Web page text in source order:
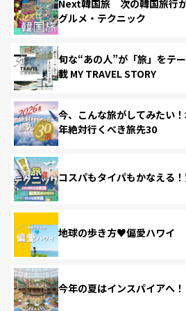
Next韓国旅 次の韓国旅行
グルメ・テクニック
旬な“あの人”が「旅」をテ
載 MY TRAVEL STORY
今、こんな旅がしてみたい
年絶対行くべき旅先30
コスパもタイパもかなえる
地球の歩き方♥偏愛ハワイ
今年の夏はインスパイアへ！